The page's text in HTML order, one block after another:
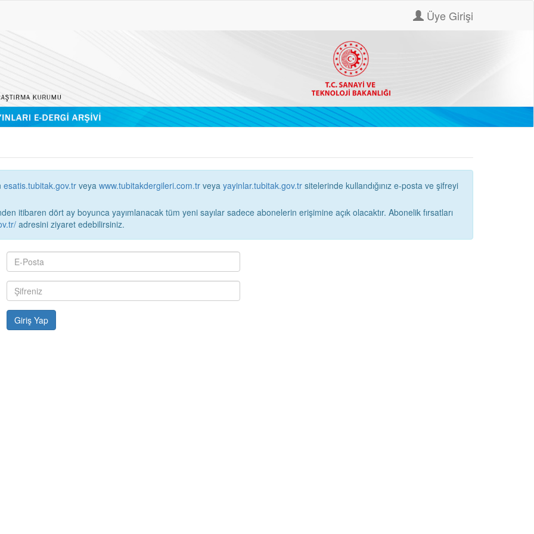
Üye Girişi
esatis.tubitak.gov.tr veya www.tubitakdergileri.com.tr veya yayinlar.tubitak.gov.tr
itibaren dört ay boyunca yayımlanacak tüm yeni sayılar sadece abonelerin erişimine açık olacaktır. Abonelik fırsatları
adresini ziyaret edebilirsiniz.